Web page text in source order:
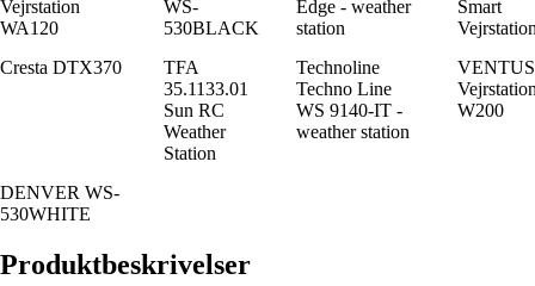
Vejrstation
WA120
WS-
530BLACK
Edge - weather
station
Smart
Cresta DTX370
TFA
35.1133.01
Sun RC
Weather
Station
Technoline
Techno Line
WS 9140-IT -
weather station
VENTUS
W200
DENVER WS-
530WHITE
Produktbeskrivelser